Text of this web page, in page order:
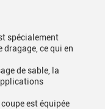
spécialement
ce qui en
de sable, la
est équipée